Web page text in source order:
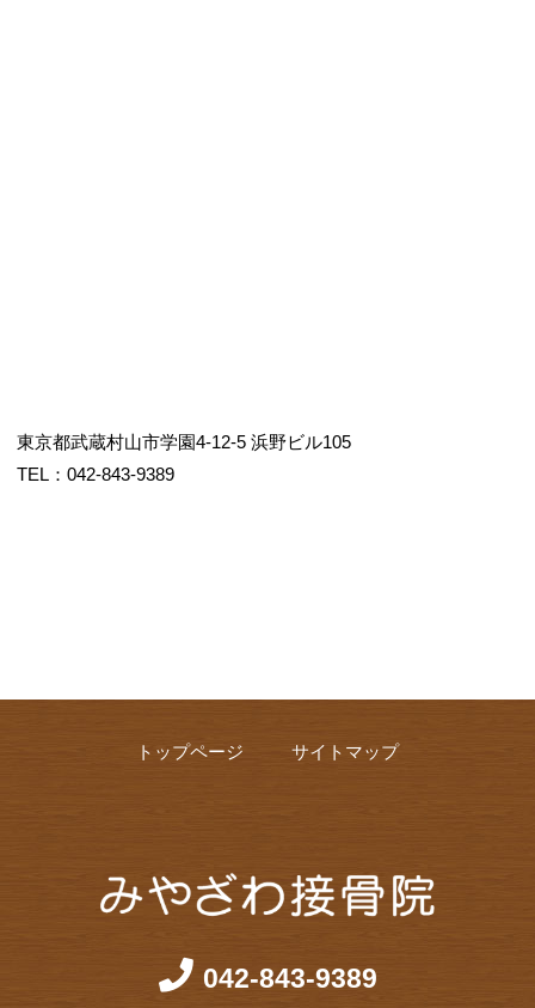
東京都武蔵村山市学園4-12-5 浜野ビル105
TEL：042-843-9389
トップページ サイトマップ
042-843-9389